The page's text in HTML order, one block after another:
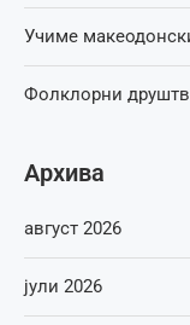
Учиме
Фолклорни
Архива
август 2026
јули 2026